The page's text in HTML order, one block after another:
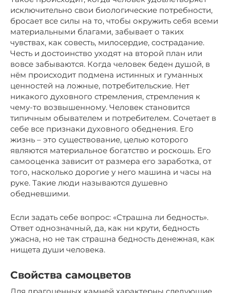
исключительно свои биологические потребности,
бросает все силы на то, чтобы окружить себя всеми
материальными благами, забывает о таких
чувствах, как совесть, милосердие, сострадание.
Честь и достоинство уходят на второй план или
вовсе забываются. Когда человек беден душой, в
нём происходит подмена истинных и гуманных
ценностей на ложные, потребительские. Нет
никакого духовного стремления, стремления к
чему-то возвышенному. Человек становится
типичным обывателем и потребителем. Сочетает в
себе все признаки духовного обеднения. Его
жизнь – это существование, целью которого
являются материальное богатство и роскошь. Его
самооценка зависит от размера его заработка, от
того, насколько дорогие у него машина и часы на
руке. Такие люди называются душевно
обедневшими.
Если задать себе вопрос: «Страшна ли бедность».
Ответ однозначный, да, как ни крути, бедность
ужасна, но не так страшна бедность денежная, как
нищета души человека.
Свойства самоцветов
Для драгоценных камней характерны следующие